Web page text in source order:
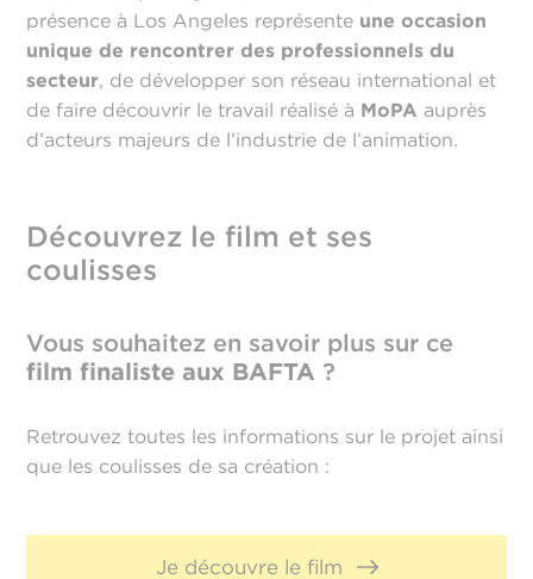
présence à Los Angeles représente une occasion
unique de rencontrer des professionnels du
secteur, de développer son réseau international et
de faire découvrir le travail réalisé à MoPA auprès
d’acteurs majeurs de l’industrie de l’animation.
Découvrez le film et ses
coulisses
Vous souhaitez en savoir plus sur ce
film finaliste aux BAFTA ?
Retrouvez toutes les informations sur le projet ainsi
que les coulisses de sa création :
Je découvre le film